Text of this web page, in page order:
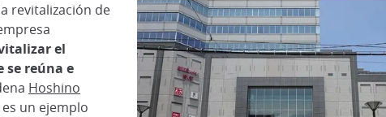
revitalización de
el
se reúna e
Hoshino
un ejemplo